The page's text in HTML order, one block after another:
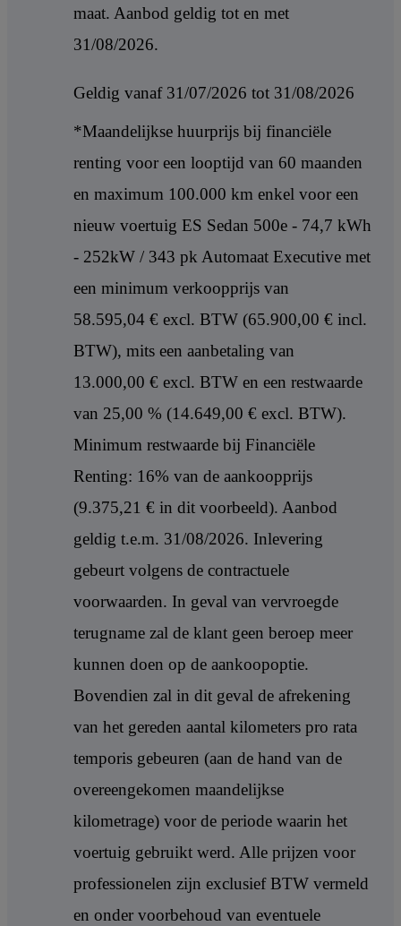
maat. Aanbod geldig tot en met
31/08/2026.
Geldig vanaf 31/07/2026 tot 31/08/2026
*Maandelijkse huurprijs bij financiële
renting voor een looptijd van 60 maanden
en maximum 100.000 km enkel voor een
nieuw voertuig ES Sedan 500e - 74,7 kWh
- 252kW / 343 pk Automaat Executive met
een minimum verkoopprijs van
58.595,04 € excl. BTW (65.900,00 € incl.
BTW), mits een aanbetaling van
13.000,00 € excl. BTW en een restwaarde
van 25,00 % (14.649,00 € excl. BTW).
Minimum restwaarde bij Financiële
Renting: 16% van de aankoopprijs
(9.375,21 € in dit voorbeeld). Aanbod
geldig t.e.m. 31/08/2026. Inlevering
gebeurt volgens de contractuele
voorwaarden. In geval van vervroegde
terugname zal de klant geen beroep meer
kunnen doen op de aankoopoptie.
Bovendien zal in dit geval de afrekening
van het gereden aantal kilometers pro rata
temporis gebeuren (aan de hand van de
overeengekomen maandelijkse
kilometrage) voor de periode waarin het
voertuig gebruikt werd. Alle prijzen voor
professionelen zijn exclusief BTW vermeld
en onder voorbehoud van eventuele